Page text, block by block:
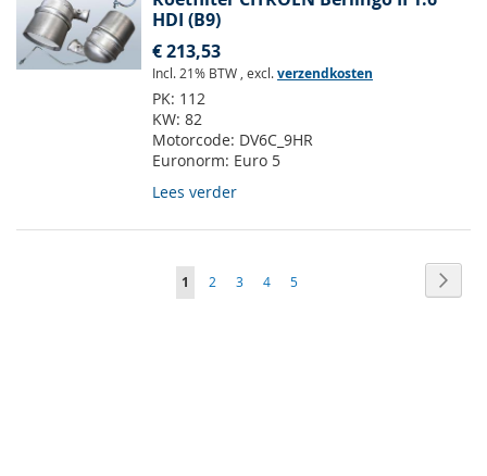
HDI (B9)
€ 213,53
Incl. 21% BTW , excl.verzendkosten
PK: 112
KW: 82
Motorcode: DV6C_9HR
Euronorm: Euro 5
Lees verder
Pagina
U1 Pagina
2 Pagina
3 Pagina
4 Pagina
5